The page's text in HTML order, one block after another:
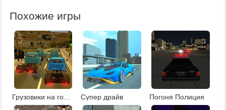
Похожие игры
Грузовики на гоночной трассе 3Д Супер драйв Погоня Полиция